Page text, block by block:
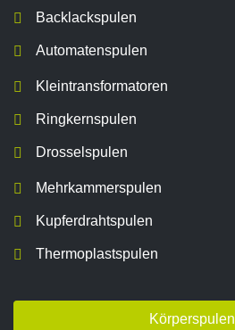
Backlackspulen
Automatenspulen
Kleintransformatoren
Ringkernspulen
Drosselspulen
Mehrkammerspulen
Kupferdrahtspulen
Thermoplastspulen
Körperspulen